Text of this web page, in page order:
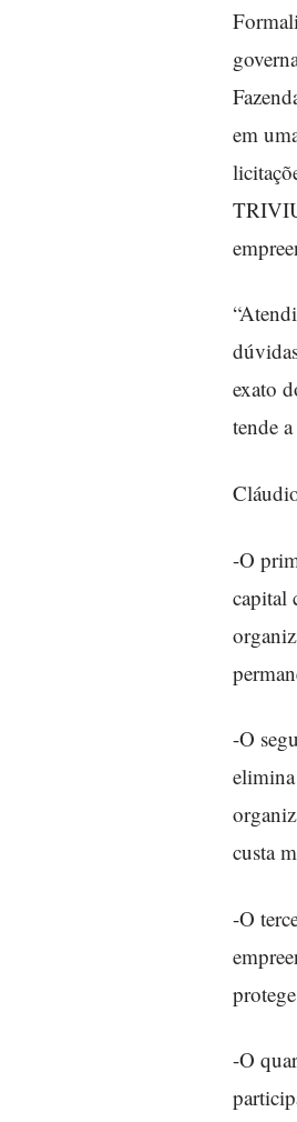
em
exato
tende
-O
capital
-O
custa
-O
-O